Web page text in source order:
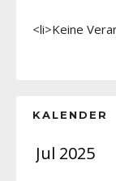
<li>Keine
KALENDER